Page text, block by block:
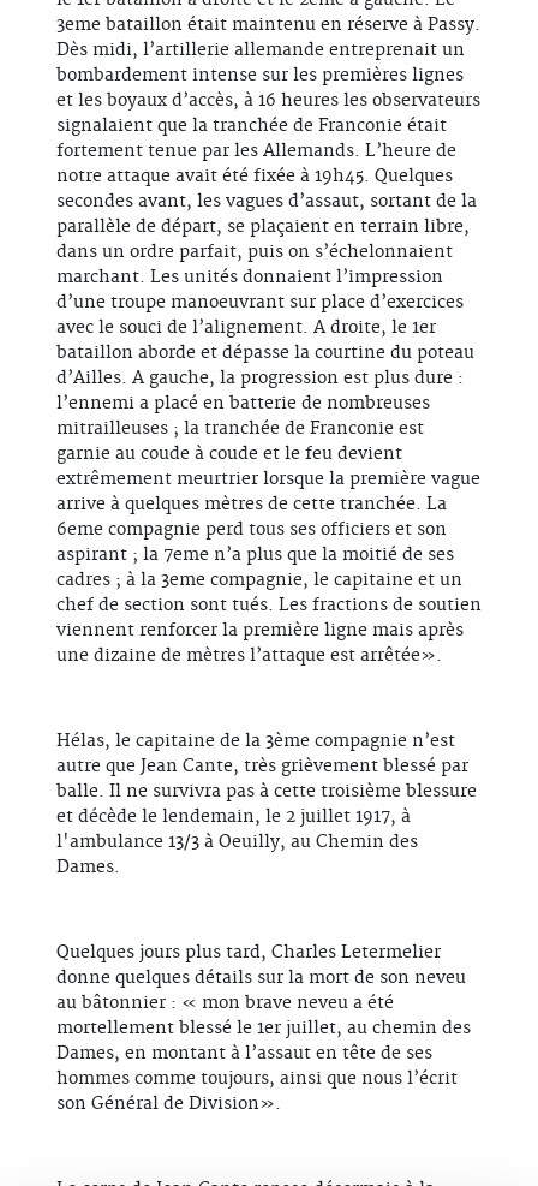
3eme bataillon était maintenu en réserve à Passy.
Dès midi, l’artillerie allemande entreprenait un
bombardement intense sur les premières lignes
et les boyaux d’accès, à 16 heures les observateurs
signalaient que la tranchée de Franconie était
fortement tenue par les Allemands. L’heure de
notre attaque avait été fixée à 19h45. Quelques
secondes avant, les vagues d’assaut, sortant de la
parallèle de départ, se plaçaient en terrain libre,
dans un ordre parfait, puis on s’échelonnaient
marchant. Les unités donnaient l’impression
d’une troupe manoeuvrant sur place d’exercices
avec le souci de l’alignement. A droite, le 1er
bataillon aborde et dépasse la courtine du poteau
d’Ailles. A gauche, la progression est plus dure :
l’ennemi a placé en batterie de nombreuses
mitrailleuses ; la tranchée de Franconie est
garnie au coude à coude et le feu devient
extrêmement meurtrier lorsque la première vague
arrive à quelques mètres de cette tranchée. La
6eme compagnie perd tous ses officiers et son
aspirant ; la 7eme n’a plus que la moitié de ses
cadres ; à la 3eme compagnie, le capitaine et un
chef de section sont tués. Les fractions de soutien
viennent renforcer la première ligne mais après
une dizaine de mètres l’attaque est arrêtée».
Hélas, le capitaine de la 3ème compagnie n’est
autre que Jean Cante, très grièvement blessé par
balle. Il ne survivra pas à cette troisième blessure
et décède le lendemain, le 2 juillet 1917, à
l'ambulance 13/3 à Oeuilly, au Chemin des
Dames.
Quelques jours plus tard, Charles Letermelier
donne quelques détails sur la mort de son neveu
au bâtonnier : « mon brave neveu a été
mortellement blessé le 1er juillet, au chemin des
Dames, en montant à l’assaut en tête de ses
hommes comme toujours, ainsi que nous l’écrit
son Général de Division».